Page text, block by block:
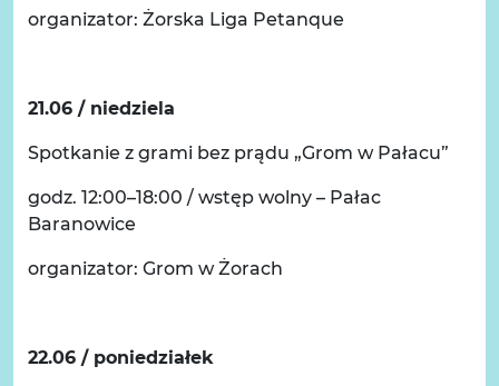
organizator: Żorska Liga Petanque
21.06 / niedziela
Spotkanie z grami bez prądu „Grom w Pałacu”
godz. 12:00–18:00 / wstęp wolny – Pałac
Baranowice
organizator: Grom w Żorach
22.06 / poniedziałek